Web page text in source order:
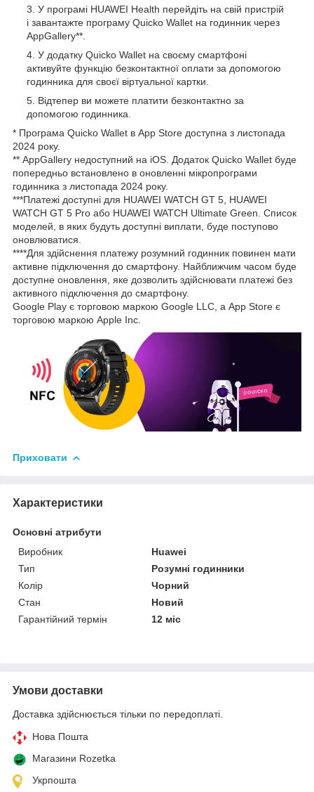
У програмі HUAWEI Health перейдіть на свій пристрій
і завантажте програму Quicko Wallet на годинник через
AppGallery**.
У додатку Quicko Wallet на своєму смартфоні
активуйте функцію безконтактної оплати за допомогою
годинника для своєї віртуальної картки.
Відтепер ви можете платити безконтактно за
допомогою годинника.
* Програма Quicko Wallet в App Store доступна з листопада
2024 року.
** AppGallery недоступний на iOS. Додаток Quicko Wallet буде
попередньо встановлено в оновленні мікропрограми
годинника з листопада 2024 року.
***Платежі доступні для HUAWEI WATCH GT 5, HUAWEI
WATCH GT 5 Pro або HUAWEI WATCH Ultimate Green. Список
моделей, в яких будуть доступні виплати, буде поступово
оновлюватися.
****Для здійснення платежу розумний годинник повинен мати
активне підключення до смартфону. Найближчим часом буде
доступне оновлення, яке дозволить здійснювати платежі без
активного підключення до смартфону.
Google Play є торговою маркою Google LLC, а App Store є
торговою маркою Apple Inc.
Приховати
Характеристики
Основні атрибути
Виробник
Huawei
Тип
Розумні годинники
Колір
Чорний
Стан
Новий
Гарантійний термін
12 міс
Умови доставки
Доставка здійснюється тільки по передоплаті.
Нова Пошта
Магазини Rozetka
Укрпошта